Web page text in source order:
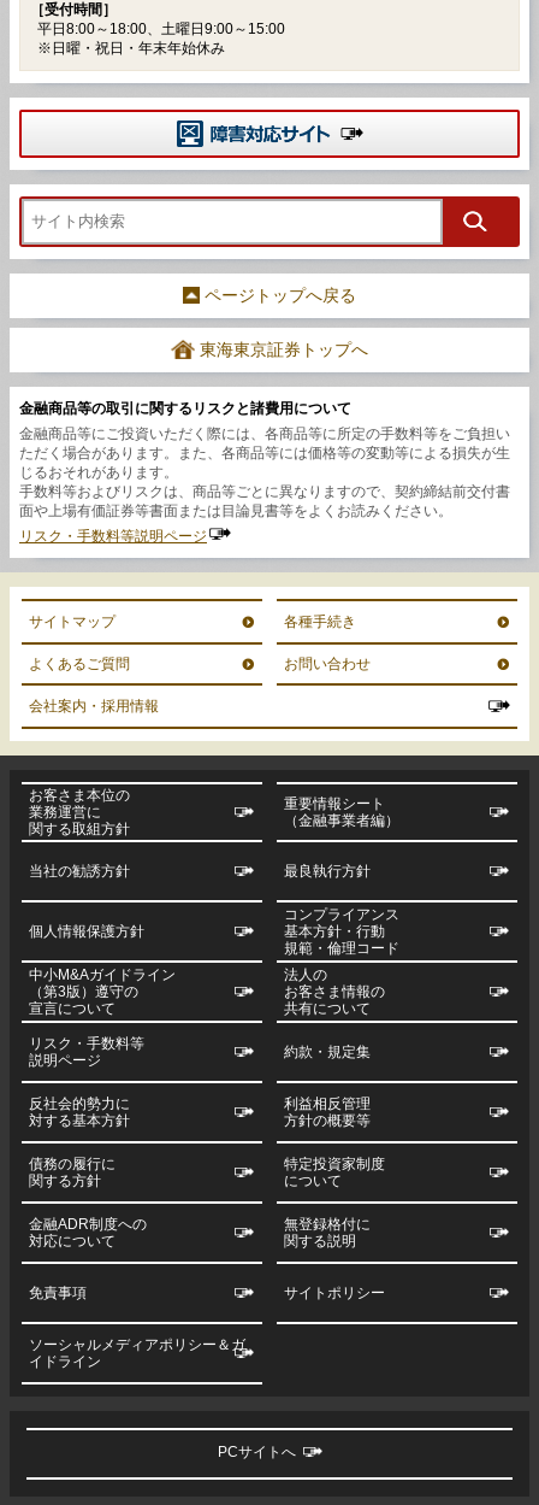
［受付時間］
平日8:00～18:00、土曜日9:00～15:00
※日曜・祝日・年末年始休み
ページトップへ戻る
東海東京証券トップへ
金融商品等の取引に関するリスクと諸費用について
金融商品等にご投資いただく際には、各商品等に所定の手数料等をご負担い
ただく場合があります。また、各商品等には価格等の変動等による損失が生
じるおそれがあります。
手数料等およびリスクは、商品等ごとに異なりますので、契約締結前交付書
面や上場有価証券等書面または目論見書等をよくお読みください。
リスク・手数料等説明ページ
サイトマップ 各種手続き
よくあるご質問 お問い合わせ
会社案内・採用情報
お客さま本位の
業務運営に
関する取組方針
重要情報シート
（金融事業者編）
当社の勧誘方針 最良執行方針
個人情報保護方針
コンプライアンス
基本方針・行動
規範・倫理コード
中小M&Aガイドライン
（第3版）遵守の
宣言について
法人の
お客さま情報の
共有について
リスク・手数料等
説明ページ
約款・規定集
反社会的勢力に
対する基本方針
利益相反管理
方針の概要等
債務の履行に
関する方針
特定投資家制度
について
金融ADR制度への
対応について
無登録格付に
関する説明
免責事項 サイトポリシー
ソーシャルメディアポリシー＆ガ
イドライン
PCサイトへ